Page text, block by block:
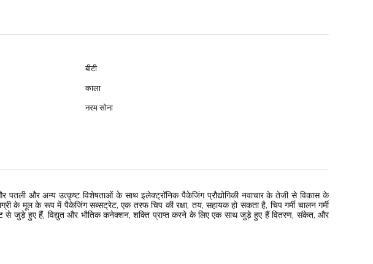
बीटी
काला
नरम सोना
और अन्य उत्कृष्ट विशेषताओं के साथ इलेक्ट्रॉनिक पैकेजिंग प्रौद्योगिकी नवाचार के तेजी से विकास के
के मूल के रूप में पैकेजिंग सब्सट्रेट, एक तरफ चिप की रक्षा, तय, सहायक हो सकता है, चिप गर्मी चालन गर्मी
से जुड़े हुए हैं, विद्युत और भौतिक कनेक्शन, शक्ति प्राप्त करने के लिए एक साथ जुड़े हुए हैं वितरण, संकेत, और